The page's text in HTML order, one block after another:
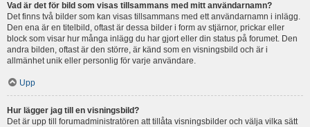
Vad är det för bild som visas tillsammans med mitt användarnamn?
Det finns två bilder som kan visas tillsammans med ett användarnamn i inlägg.
Den ena är en titelbild, oftast är dessa bilder i form av stjärnor, prickar eller
block som visar hur många inlägg du har gjort eller din status på forumet. Den
andra bilden, oftast är den större, är känd som en visningsbild och är i
allmänhet unik eller personlig för varje användare.
Upp
Hur lägger jag till en visningsbild?
Det är upp till forumadministratören att tillåta visningsbilder och välja vilka sätt